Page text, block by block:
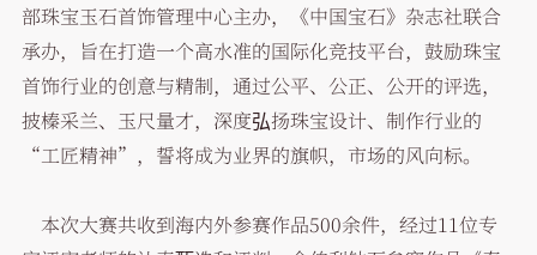
部珠宝玉石首饰管理中心主办，《中国宝石》杂志社联合
承办，旨在打造一个高水准的国际化竞技平台，鼓励珠宝
首饰行业的创意与精制，通过公平、公正、公开的评选，
披榛采兰、玉尺量才，深度弘扬珠宝设计、制作行业的
“工匠精神”，誓将成为业界的旗帜，市场的风向标。
本次大赛共收到海内外参赛作品500余件，经过11位专